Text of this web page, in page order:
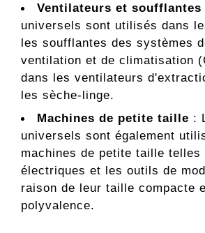
Ventilateurs et soufflantes
universels sont utilisés dans
les soufflantes des systèmes
ventilation et de climatisation
dans les ventilateurs
les sèche-linge.
Machines de petite taille :
universels sont également
machines de petite taille telles
électriques et les outils de
raison de leur taille compacte
polyvalence.